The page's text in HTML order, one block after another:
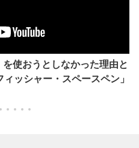
使おうとしなかった理由と
ッシャー・スペースペン」